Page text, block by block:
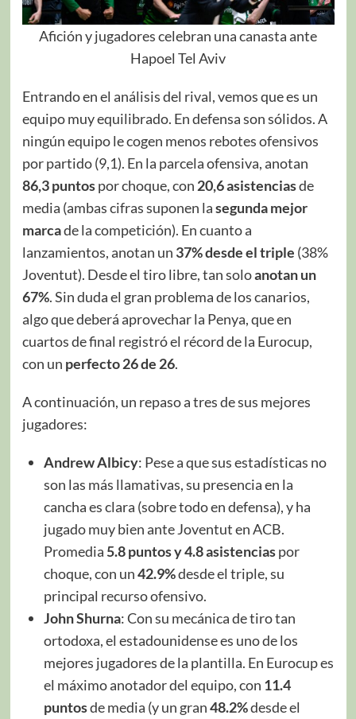
Afición y jugadores celebran una canasta ante
Hapoel Tel Aviv
Entrando en el análisis del rival, vemos que es un
equipo muy equilibrado. En defensa son sólidos. A
ningún equipo le cogen menos rebotes ofensivos
por partido (9,1). En la parcela ofensiva, anotan
86,3 puntospor choque, con20,6 asistenciasde
media (ambas cifras suponen lasegunda mejor
marcade la competición). En cuanto a
lanzamientos, anotan un 37% desde el triple (38%
Joventut). Desde el tiro libre, tan soloanotan un
67%. Sin duda el gran problema de los canarios,
algo que deberá aprovechar la Penya, que en
cuartos de final registró el récord de la Eurocup,
con un perfecto 26 de 26.
A continuación, un repaso a tres de sus mejores
jugadores:
Andrew Albicy: Pese a que sus estadísticas no
son las más llamativas, su presencia en la
cancha es clara (sobre todo en defensa), y ha
jugado muy bien ante Joventut en ACB.
Promedia 5.8 puntos y 4.8 asistenciaspor
choque, con un42.9%desde el triple, su
principal recurso ofensivo.
John Shurna: Con su mecánica de tiro tan
ortodoxa, el estadounidense es uno de los
mejores jugadores de la plantilla. En Eurocup es
el máximo anotador del equipo, con 11.4
puntosde media (y un gran48.2%desde el